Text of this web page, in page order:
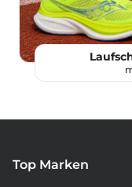
Top Marken